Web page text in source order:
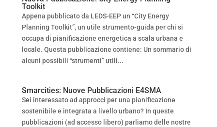
Toolkit
Appena pubblicato da LEDS-EEP un “City Energy
Planning Toolkit”, un utile strumento-guida per chi si
occupa di pianificazione energetica a scala urbana e
locale. Questa pubblicazione contiene: Un sommario di
alcuni possibili “strumenti” utili...
Smarcities: Nuove Pubblicazioni E4SMA
Sei interessato ad approcci per una pianificazione
sostenibile e integrata a livello urbano? In queste
pubblicazioni (ad accesso libero) parliamo delle nostre